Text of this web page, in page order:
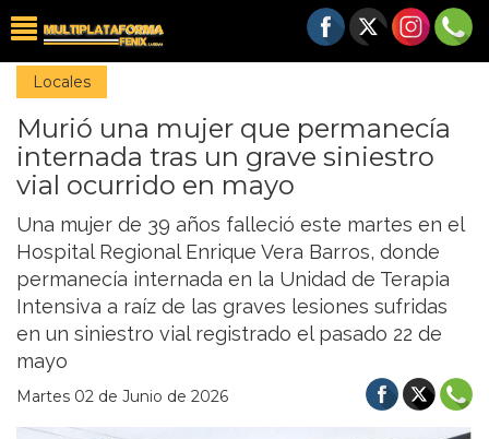
Locales
Murió una mujer que permanecía
internada tras un grave siniestro
vial ocurrido en mayo
Una mujer de 39 años falleció este martes en el
Hospital Regional Enrique Vera Barros, donde
permanecía internada en la Unidad de Terapia
Intensiva a raíz de las graves lesiones sufridas
en un siniestro vial registrado el pasado 22 de
mayo
Martes 02 de Junio de 2026